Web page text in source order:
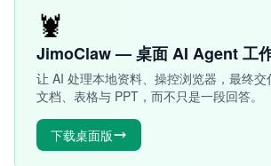
🦞
JimoClaw — 桌面 AI Agent 工
让 AI 处理本地资料、操控浏览器，最终交
文档、表格与 PPT，而不只是一段回答。
下载桌面版